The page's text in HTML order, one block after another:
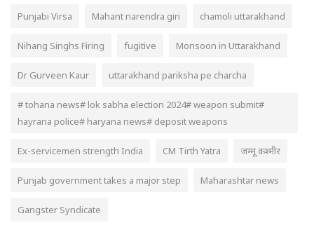
Punjabi Virsa Mahant narendra giri chamoli uttarakhand
Nihang Singhs Firing fugitive Monsoon in Uttarakhand
Dr Gurveen Kaur uttarakhand pariksha pe charcha
# tohana news# lok sabha election 2024# weapon submit#
hayrana police# haryana news# deposit weapons
Ex-servicemen strength India CM Tirth Yatra जम्मू कश्मीर
Punjab government takes a major step Maharashtar news
Gangster Syndicate